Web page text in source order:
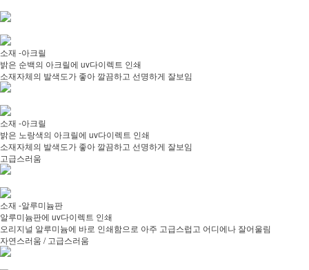
소재 -아크릴
밝은 순백의 아크릴에 uv다이렉트 인쇄
소재자체의 발색도가 좋아 깔끔하고 선명하게 잘보임
소재 -아크릴
밝은 노랑색의 아크릴에 uv다이렉트 인쇄
소재자체의 발색도가 좋아 깔끔하고 선명하게 잘보임
고급스러움
소재 -알루미늄판
알루미늄판에 uv다이렉트 인쇄
오리지널 알루미늄에 바로 인쇄함으로 아주 고급스럽고 어디에나 잘어울림
자연스러움 / 고급스러움